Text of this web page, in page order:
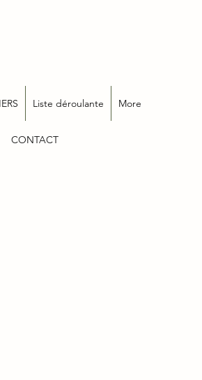
CONTACT
Liste déroulante More